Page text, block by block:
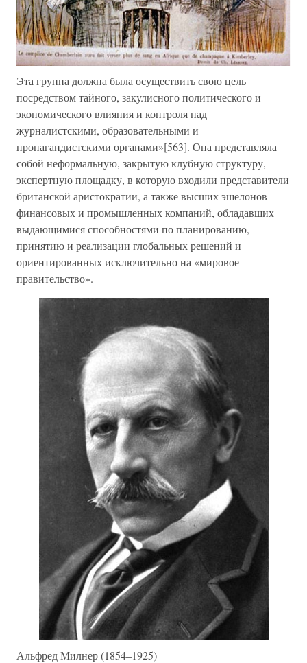
Эта группа должна была осуществить свою цель
посредством тайного, закулисного политического и
экономического влияния и контроля над
журналистскими, образовательными и
пропагандистскими органами»[563]. Она представляла
собой неформальную, закрытую клубную структуру,
экспертную площадку, в которую входили представители
британской аристократии, а также высших эшелонов
финансовых и промышленных компаний, обладавших
выдающимися способностями по планированию,
принятию и реализации глобальных решений и
ориентированных исключительно на «мировое
правительство».
Альфред Милнер (1854–1925)